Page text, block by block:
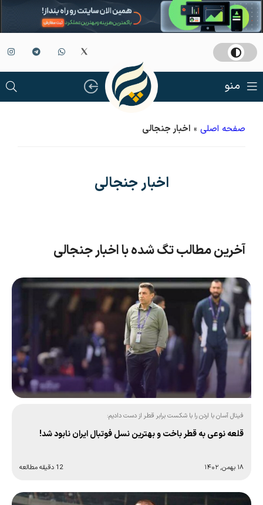
منو
صفحه اصلی » اخبار جنجالی
اخبار جنجالی
آخرین مطالب تگ شده با اخبار جنجالی
فینال آسان با اردن را با شکست برابر قطر از دست دادیم:
قلعه نوعی به قطر باخت و بهترین نسل فوتبال ایران نابود شد!
۱۸ بهمن, ۱۴۰۲ 12 دقیقه مطالعه